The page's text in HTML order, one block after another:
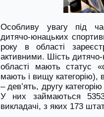
Особливу увагу під
дитячо-юнацьких
року в області
активними. Шість
області мають статус
мають і вищу
– дев’ять, другу
У них займаються
викладачі, з яких 173